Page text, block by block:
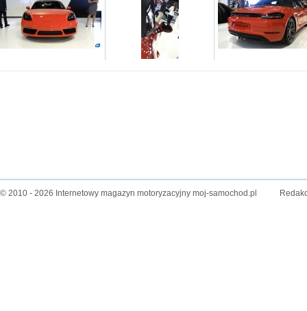
© 2010 - 2026 Internetowy magazyn motoryzacyjny moj-samochod.pl